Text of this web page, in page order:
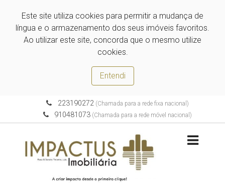
Este site utiliza cookies para permitir a mudança de
língua e o armazenamento dos seus imóveis favoritos.
Ao utilizar este site, concorda que o mesmo utilize
cookies.
Entendi
223190272(Chamada para a rede fixa nacional)
910481073 (Chamada para a rede móvel nacional)